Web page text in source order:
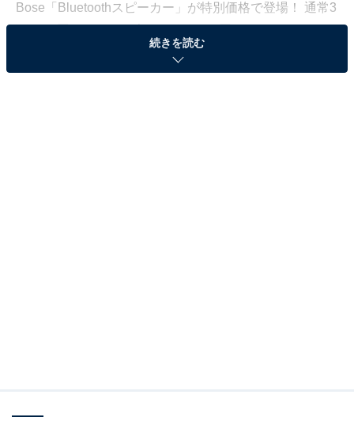
Bose「Bluetoothスピーカー」が特別価格で登場！ 通常3
そのほかにも注目の商品がラインナップされているの
続きを読む